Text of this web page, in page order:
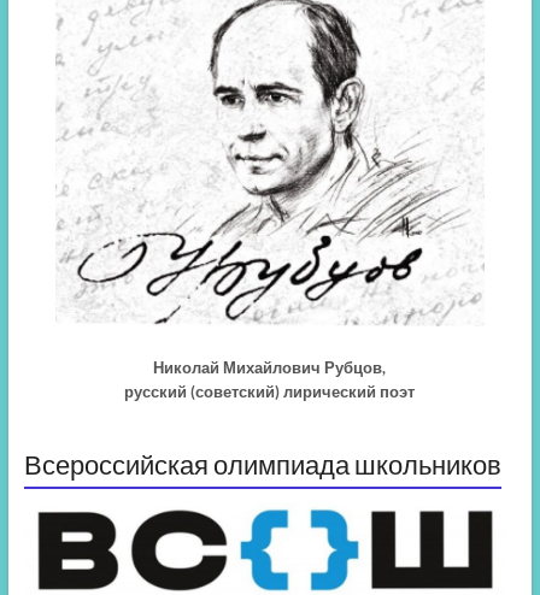
Николай Михайлович Рубцов,
русский (советский) лирический поэт
Всероссийская олимпиада школьников